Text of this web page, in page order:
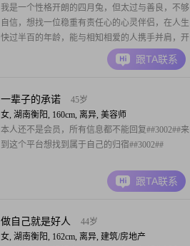
我是一个性格开朗的四月兔，但太过与善良，不够
自信，想找一位稳重有责任心的心灵伴侣，在人生
快过半百的年龄，能与相知相爱的人携手并肩，开
心健康的走完余生！希望真诚善良的我，也能遇到
跟TA联系
一辈子的承诺
45岁
女, 湖南衡阳, 160cm, 离异, 美容师
本人还不是会员，所有信息都不能回复##3002##来
到这个平台想找到属于自己的归宿##3002##
跟TA联系
做自己就是好人
44岁
女, 湖南衡阳, 162cm, 离异, 建筑/房地产